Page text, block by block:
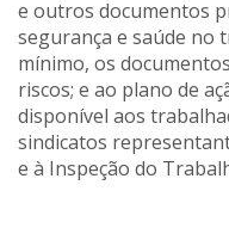
e outros documentos
segurança e saúde no
mínimo, os
riscos; e ao plano de
disponível aos
sindicatos
e à Inspeção do